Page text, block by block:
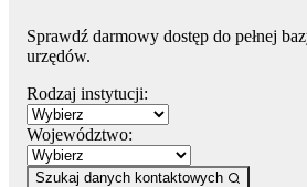
Sprawdź darmowy dostęp do pełnej
urzędów.
Rodzaj instytucji:
Województwo:
Szukaj danych kontaktowych